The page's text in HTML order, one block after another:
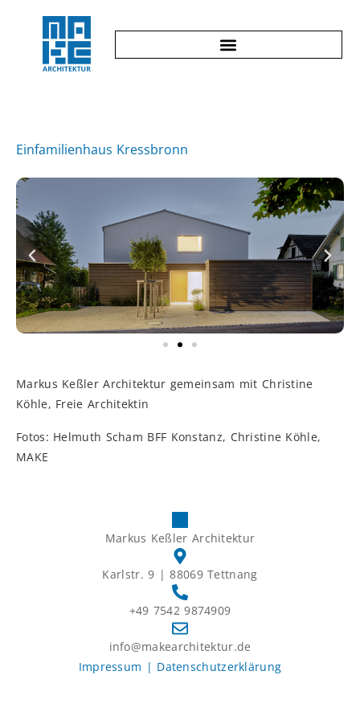
Einfamilienhaus Kressbronn
Markus Keßler Architektur gemeinsam mit Christine
Köhle, Freie Architektin
Fotos: Helmuth Scham BFF Konstanz, Christine Köhle,
MAKE
Markus Keßler Architektur
Karlstr. 9 | 88069 Tettnang
+49 7542 9874909
info@makearchitektur.de
Impressum | Datenschutzerklärung